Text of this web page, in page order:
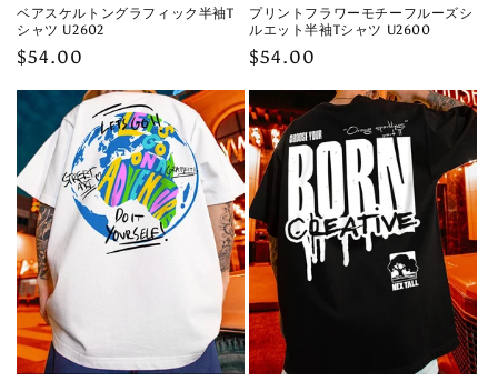
ベアスケルトングラフィック半袖T
シャツ U2602
Regular
$54.00
プリントフラワーモチーフルーズシ
ルエット半袖Tシャツ U2600
Regular
$54.00